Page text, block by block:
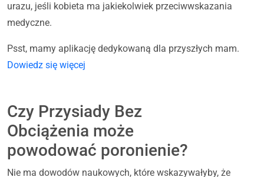
urazu, jeśli kobieta ma jakiekolwiek przeciwwskazania
medyczne.
Psst, mamy aplikację dedykowaną dla przyszłych mam.
Dowiedz się więcej
Czy Przysiady Bez
Obciążenia może
powodować poronienie?
Nie ma dowodów naukowych, które wskazywałyby, że